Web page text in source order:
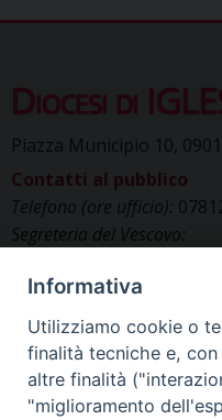
Diocesi di
Piazza Municipio 10,
Contatti al pubblico
Telefono (ore ufficio):
Segreteria del Vescovo:
Uffici di Curia:
Cancelleria (richiesta
Comunicazione & media
ucs.iglesias@gmail.com
Informativa
Utilizziamo cookie o
finalità tecniche e,
altre finalità
"miglioramento